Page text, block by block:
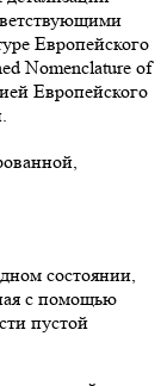
Европейского
Nomenclature of
Европейского
состоянии,
с помощью
пустой